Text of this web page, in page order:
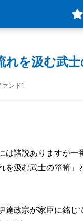
れを汲む武
ンド1
は諸説ありますが一
を汲む武士の箪笥」
達政宗が家臣に銘じ